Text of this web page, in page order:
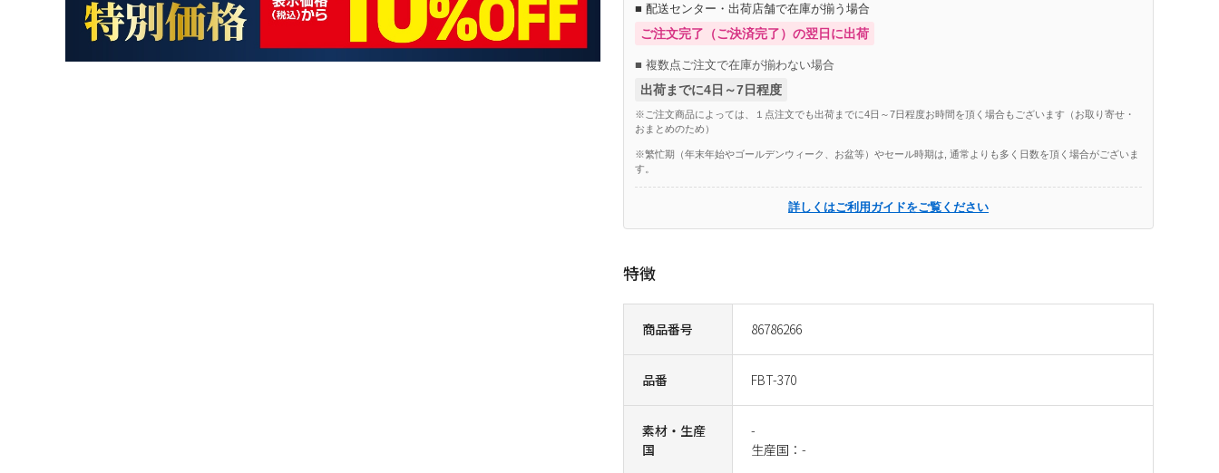
商品番号 86786266
品番 FBT-370
素材・生産
国
-
生産国：-
■ 配送センター・出荷店舗で在庫が揃う場合
ご注文完了（ご決済完了）の翌日に出荷
■ 複数点ご注文で在庫が揃わない場合
出荷までに4日～7日程度
※ご注文商品によっては、１点注文でも出荷までに4日～7日程度お時間を頂く場合もございます（お取り寄せ・
おまとめのため）
※繁忙期（年末年始やゴールデンウィーク、お盆等）やセール時期は, 通常よりも多く日数を頂く場合がございま
す。
詳しくはご利用ガイドをご覧ください
特徴